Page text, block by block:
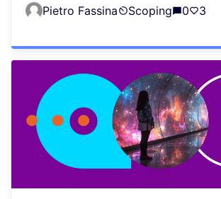
Pietro Fassina Scoping 0 3